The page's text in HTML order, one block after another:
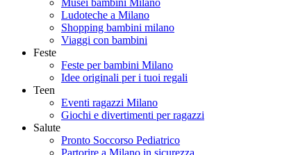
Ludoteche a Milano
Shopping bambini milano
Viaggi con bambini
Feste
Feste per bambini Milano
Idee originali per i tuoi regali
Teen
Eventi ragazzi Milano
Giochi e divertimenti per ragazzi
Salute
Pronto Soccorso Pediatrico
Partorire a Milano in sicurezza